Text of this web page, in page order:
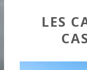
LES